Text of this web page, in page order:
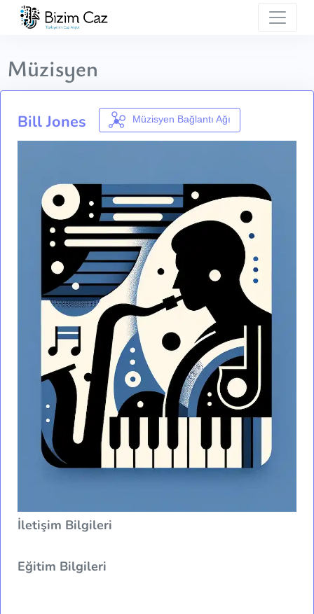
Müzisyen
Bill Jones Müzisyen Bağlantı Ağı
İletişim Bilgileri
Eğitim Bilgileri